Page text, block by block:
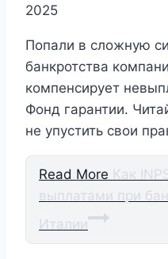
2025
Попали в сложную
банкротства
компенсирует
Фонд гарантии.
не упустить свои
Read More Как
выплатами при
Италии